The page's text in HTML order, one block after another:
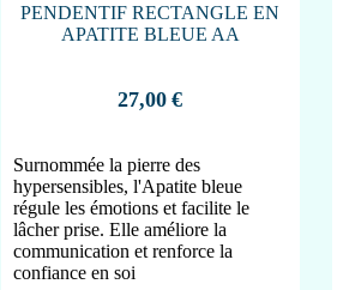
PENDENTIF RECTANGLE EN
APATITE BLEUE AA
27,00 €
Surnommée la pierre des
hypersensibles, l'Apatite bleue
régule les émotions et facilite le
lâcher prise. Elle améliore la
communication et renforce la
confiance en soi